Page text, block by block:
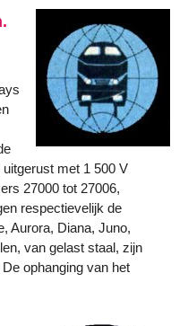
met 1 500 V
27000 tot 27006,
respectievelijk de
Aurora, Diana, Juno,
van gelast staal, zijn
ophanging van het